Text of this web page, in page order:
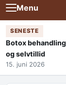
Menu
SENESTE
Botox
og selvtillid
15. juni 2026